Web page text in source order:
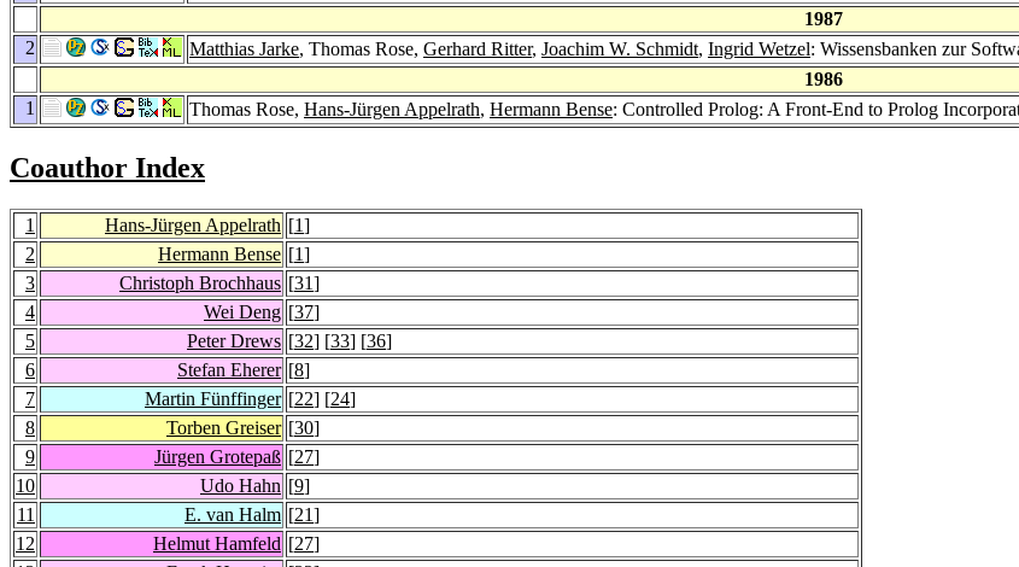
1987
2
Matthias Jarke, Thomas Rose, Gerhard Ritter, Joachim W. Schmidt, Ingrid Wetzel: Wissensbanken zur
1986
1
Thomas Rose, Hans-Jürgen Appelrath, Hermann Bense: Controlled Prolog: A Front-End to Prolog
Coauthor Index
1 Hans-Jürgen Appelrath [1]
2
Hermann Bense [1]
3
Christoph Brochhaus [31]
4
Wei Deng [37]
5
Peter Drews [32] [33] [36]
6
Stefan Eherer [8]
7
Martin Fünffinger [22] [24]
8
Torben Greiser [30]
9
Jürgen Grotepaß [27]
10
Udo Hahn [9]
11
E. van Halm [21]
12
Helmut Hamfeld [27]